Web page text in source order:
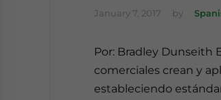
January 7, 2017 by
Por: Bradley Dunseith
comerciales crean y
estableciendo